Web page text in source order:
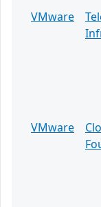
VMware
VMware